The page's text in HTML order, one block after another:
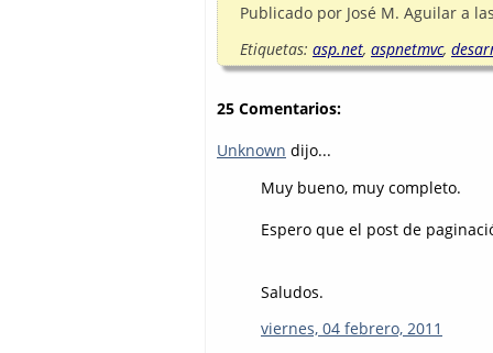
Publicado por José M. Aguilar a
Etiquetas: asp.net, aspnetmvc,
25 Comentarios:
Unknown dijo...
Muy bueno, muy completo.
Espero que el post de
Saludos.
viernes, 04 febrero, 2011